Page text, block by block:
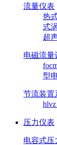
流量仪表
热
式
超
电磁流量
型
节流装置
压力仪表
电容式压